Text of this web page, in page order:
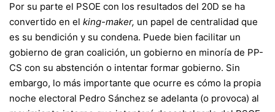
Por su parte el PSOE con los resultados del 20D se ha
convertido en el king-maker, un papel de centralidad que
es su bendición y su condena. Puede bien facilitar un
gobierno de gran coalición, un gobierno en minoría de PP-
CS con su abstención o intentar formar gobierno. Sin
embargo, lo más importante que ocurre es cómo la propia
noche electoral Pedro Sánchez se adelanta (o provoca) al